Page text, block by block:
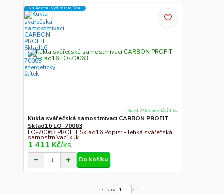
Na Adresu,Výd.místo,Boxu
Kukla svářečská samostmívací CARBON PROFIT
Sklad16 LO-70063
LO-70063 PROFIT Sklad16 Popis: - lehká svářečská
samostmívací kuk...
1 411 Kč/ks
Ihned-24h k odeslání 1 ks
Do košíku
strana z 1